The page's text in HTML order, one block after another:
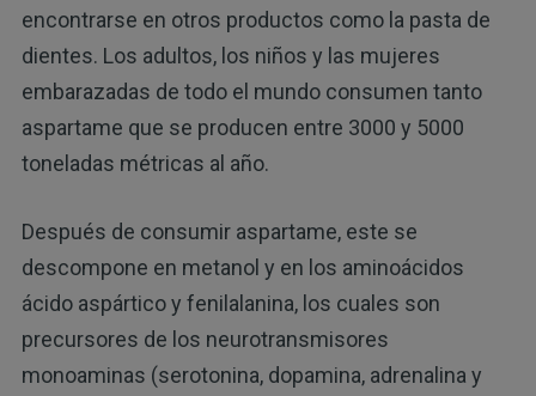
encontrarse en otros productos como la pasta de
dientes. Los adultos, los niños y las mujeres
embarazadas de todo el mundo consumen tanto
aspartame que se producen entre 3000 y 5000
toneladas métricas al año.
Después de consumir aspartame, este se
descompone en metanol y en los aminoácidos
ácido aspártico y fenilalanina, los cuales son
precursores de los neurotransmisores
monoaminas (serotonina, dopamina, adrenalina y